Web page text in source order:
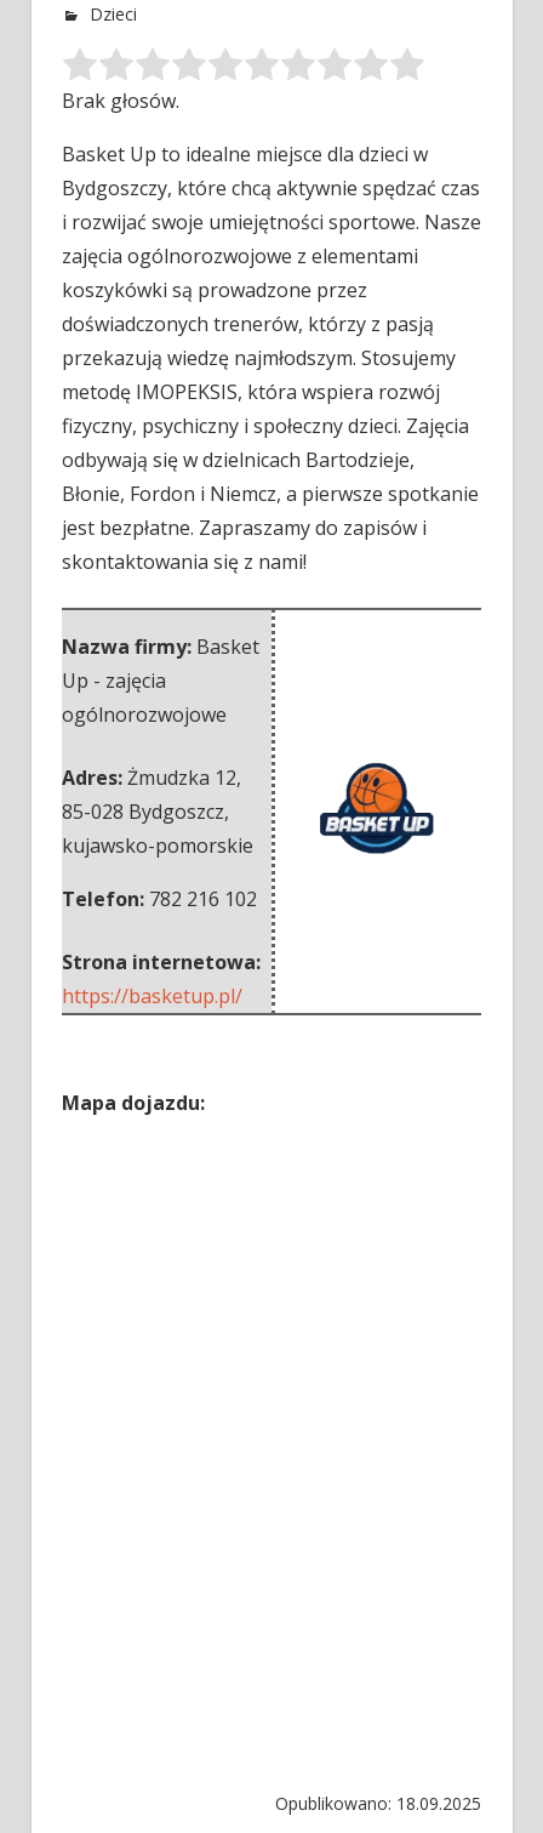
Dzieci
Brak głosów.
Basket Up to idealne miejsce dla dzieci w
Bydgoszczy, które chcą aktywnie spędzać czas
i rozwijać swoje umiejętności sportowe. Nasze
zajęcia ogólnorozwojowe z elementami
koszykówki są prowadzone przez
doświadczonych trenerów, którzy z pasją
przekazują wiedzę najmłodszym. Stosujemy
metodę IMOPEKSIS, która wspiera rozwój
fizyczny, psychiczny i społeczny dzieci. Zajęcia
odbywają się w dzielnicach Bartodzieje,
Błonie, Fordon i Niemcz, a pierwsze spotkanie
jest bezpłatne. Zapraszamy do zapisów i
skontaktowania się z nami!
Nazwa firmy: Basket
Up - zajęcia
ogólnorozwojowe
Adres:Żmudzka 12,
85-028 Bydgoszcz,
kujawsko-pomorskie
Telefon: 782 216 102
Strona internetowa:
https://basketup.pl/
Mapa dojazdu:
Opublikowano: 18.09.2025